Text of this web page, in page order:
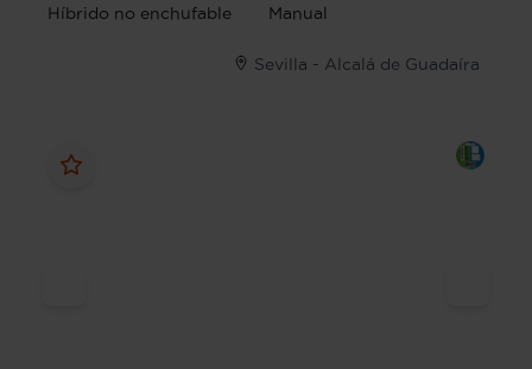
Híbrido no enchufable
Manual
Sevilla - Alcalá de Guadaíra